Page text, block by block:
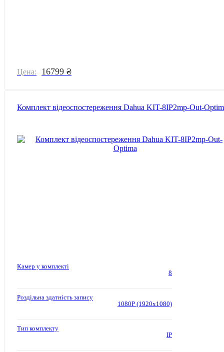
Цена: 16799 ₴
Комплект відеоспостереження Dahua KIT-8IP2mp-Out-
Камер у комплекті
8
Роздільна здатність запису
1080P (1920x1080)
Тип комплекту
IP